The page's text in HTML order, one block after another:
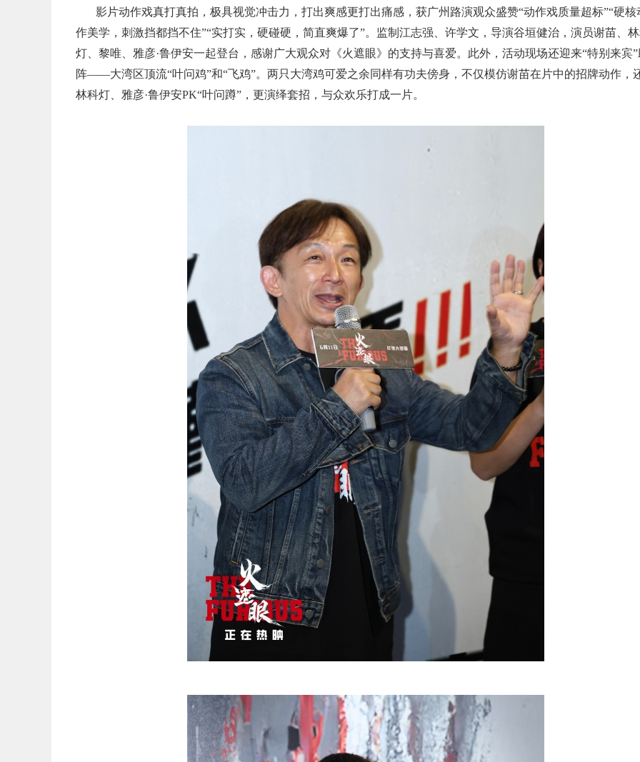
影片动作戏真打真拍，极具视觉冲击力，打出爽感更打出痛感，获广州路演观众盛赞“动作戏质量超标”“硬核
作美学，刺激挡都挡不住”“实打实，硬碰硬，简直爽爆了”。监制江志强、许学文，导演谷垣健治，演员谢苗、
灯、黎唯、雅彦·鲁伊安一起登台，感谢广大观众对《火遮眼》的支持与喜爱。此外，活动现场还迎来“特别来宾”
阵——大湾区顶流“叶问鸡”和“飞鸡”。两只大湾鸡可爱之余同样有功夫傍身，不仅模仿谢苗在片中的招牌动作，
林科灯、雅彦·鲁伊安PK“叶问蹲”，更演绎套招，与众欢乐打成一片。